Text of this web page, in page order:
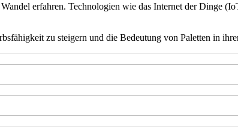
erfahren. Technologien wie das Internet der Dinge
zu steigern und die Bedeutung von Paletten in